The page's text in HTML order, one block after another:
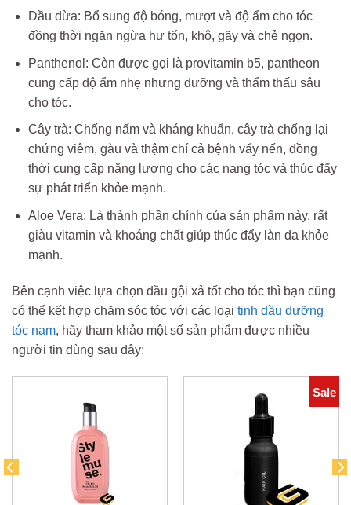
Dầu dừa: Bổ sung độ bóng, mượt và độ ẩm cho tóc
đồng thời ngăn ngừa hư tổn, khô, gãy và chẻ ngọn.
Panthenol: Còn được gọi là provitamin b5, pantheon
cung cấp độ ẩm nhẹ nhưng dưỡng và thẩm thấu sâu
cho tóc.
Cây trà: Chống nấm và kháng khuẩn, cây trà chống lại
chứng viêm, gàu và thậm chí cả bệnh vẩy nến, đồng
thời cung cấp năng lượng cho các nang tóc và thúc đẩy
sự phát triển khỏe mạnh.
Aloe Vera: Là thành phần chính của sản phẩm này, rất
giàu vitamin và khoáng chất giúp thúc đẩy làn da khỏe
mạnh.
Bên cạnh việc lựa chọn dầu gội xả tốt cho tóc thì bạn cũng
có thể kết hợp chăm sóc tóc với các loại tinh dầu dưỡng
tóc nam, hãy tham khảo một số sản phẩm được nhiều
người tin dùng sau đây:
Sale